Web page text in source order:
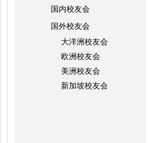
国内校友会
国外校友会
大洋洲校友会
欧洲校友会
美洲校友会
新加坡校友会